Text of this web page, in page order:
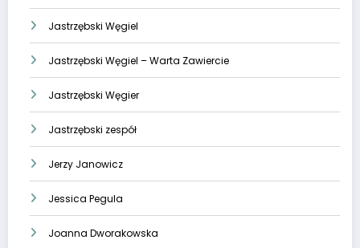
Jastrzębski Węgiel
Jastrzębski Węgiel – Warta Zawiercie
Jastrzębski Węgier
Jastrzębski zespół
Jerzy Janowicz
Jessica Pegula
Joanna Dworakowska